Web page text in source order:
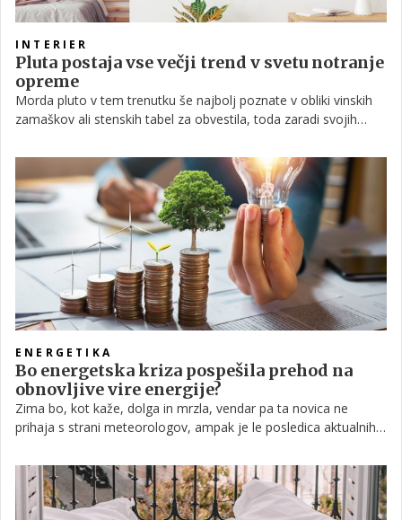
INTERIER
Pluta postaja vse večji trend v svetu notranje
opreme
Morda pluto v tem trenutku še najbolj poznate v obliki vinskih
zamaškov ali stenskih tabel za obvestila, toda zaradi svojih
notranje opreme. Poglejmo si, zakaj.
ENERGETIKA
Bo energetska kriza pospešila prehod na
obnovljive vire energije?
Zima bo, kot kaže, dolga in mrzla, vendar pa ta novica ne
prihaja s strani meteorologov, ampak je le posledica aktualnih
Ukrajini, okrevanje gospodarstev po pandemiji in naraščajoča
inflacija, nenazadnje pa tudi motena oskrba z energenti že
terjajo svoj davek. V luči tega potekajo številne konference in